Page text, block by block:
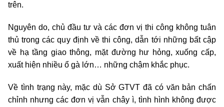
trên.
Nguyên do, chủ đầu tư và các đơn vị thi công không tuân
thủ trong các quy định về thi công, dẫn tới những bất cập
về hạ tầng giao thông, mặt đường hư hỏng, xuống cấp,
xuất hiện nhiều ổ gà lớn… những chậm khắc phục.
Về tình trạng này, mặc dù Sở GTVT đã có văn bản chấn
chỉnh nhưng các đơn vị vẫn chây ì, tình hình không được